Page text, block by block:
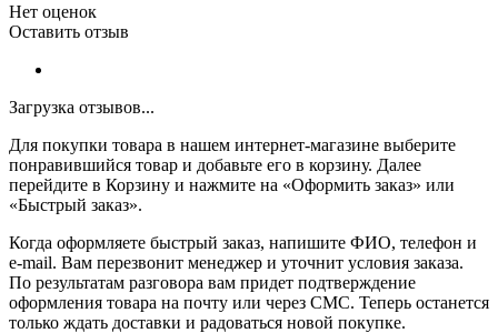
Нет оценок
Оставить отзыв
Загрузка отзывов...
Для покупки товара в нашем интернет-магазине выберите
понравившийся товар и добавьте его в корзину. Далее
перейдите в Корзину и нажмите на «Оформить заказ» или
«Быстрый заказ».
Когда оформляете быстрый заказ, напишите ФИО, телефон и
e-mail. Вам перезвонит менеджер и уточнит условия заказа.
По результатам разговора вам придет подтверждение
оформления товара на почту или через СМС. Теперь останется
только ждать доставки и радоваться новой покупке.